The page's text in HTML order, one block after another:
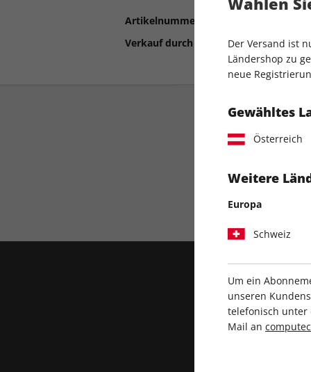
Artikelnummer
Verkauf durch
COMPUTEC
Direkt vom Verlag
Der Versand ist
Ländershop zu
neue
Gewähltes
Österreich
Weitere
Europa
Schweiz
Um ein
unseren
telefonisch
Mail an